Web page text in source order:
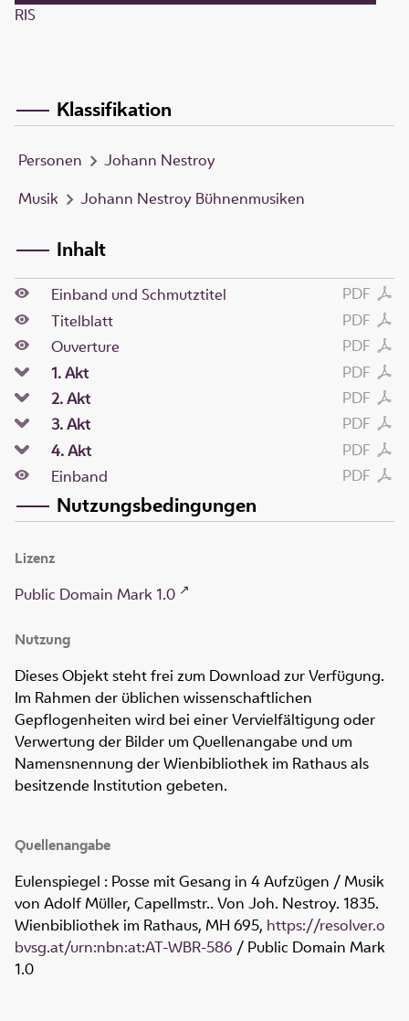
RIS
Klassifikation
Personen
Johann Nestroy
Musik
Johann Nestroy Bühnenmusiken
Inhalt
PDF
Einband und Schmutztitel
PDF
Titelblatt
PDF
Ouverture
PDF
1. Akt
PDF
2. Akt
PDF
3. Akt
PDF
4. Akt
PDF
Einband
Nutzungsbedingungen
Lizenz
Public Domain Mark 1.0
Nutzung
Dieses Objekt steht frei zum Download zur Verfügung.
Im Rahmen der üblichen wissenschaftlichen
Gepflogenheiten wird bei einer Vervielfältigung oder
Verwertung der Bilder um Quellenangabe und um
Namensnennung der Wienbibliothek im Rathaus als
besitzende Institution gebeten.
Quellenangabe
Eulenspiegel : Posse mit Gesang in 4 Aufzügen / Musik
von Adolf Müller, Capellmstr.. Von Joh. Nestroy. 1835.
Wienbibliothek im Rathaus, MH 695, https://resolver.o
bvsg.at/urn:nbn:at:AT-WBR-586 / Public Domain Mark
1.0